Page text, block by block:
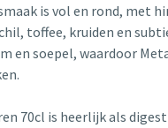
is vol en rond, met
toffee, kruiden en
en soepel, waardoor
70cl is heerlijk als